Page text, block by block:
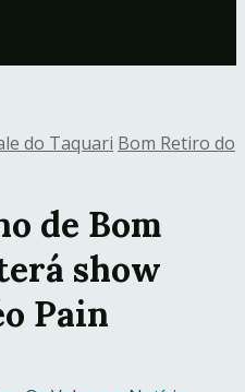
do Taquari Bom Retiro do
de Bom
show
Pain